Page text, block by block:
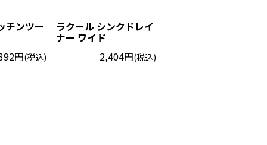
チンツー
円(税込)
ラクール シンクドレイ
ナー ワイド
2,404円(税込)